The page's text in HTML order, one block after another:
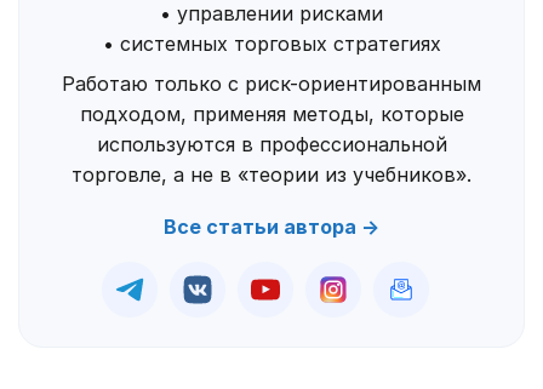
• управлении рисками
• системных торговых стратегиях
Работаю только с риск-ориентированным
подходом, применяя методы, которые
используются в профессиональной
торговле, а не в «теории из учебников».
Все статьи автора →